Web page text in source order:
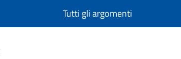
Tutti gli argomenti